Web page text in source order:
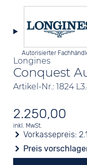
Longines
Conquest
Artikel-Nr.: 1824
Autorisierter
2.250,00
inkl. MwSt.
Vorkassepreis:
Preis